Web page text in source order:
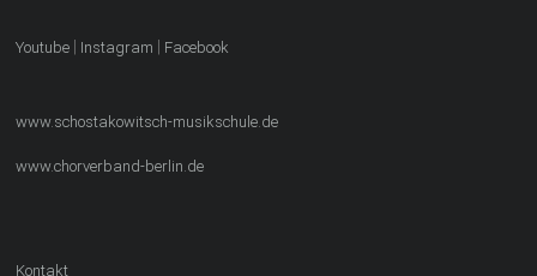
Youtube Instagram Facebook
www.schostakowitsch-musikschule.de
www.chorverband-berlin.de
Kontakt